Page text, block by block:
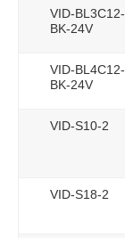
VID-BL3C12-
BK-24V
VID-BL4C12-
BK-24V
VID-S10-2
VID-S18-2